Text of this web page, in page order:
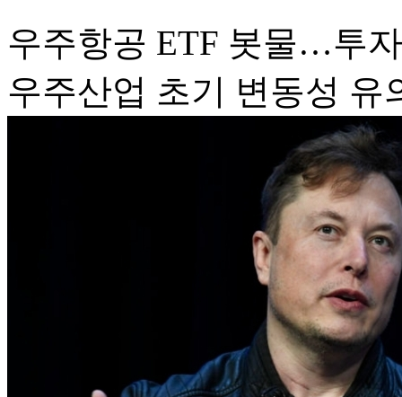
우주항공 ETF 봇물…투
우주산업 초기 변동성 유